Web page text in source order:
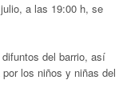
a las 19:00 h, se
del barrio, así
los niños y niñas del